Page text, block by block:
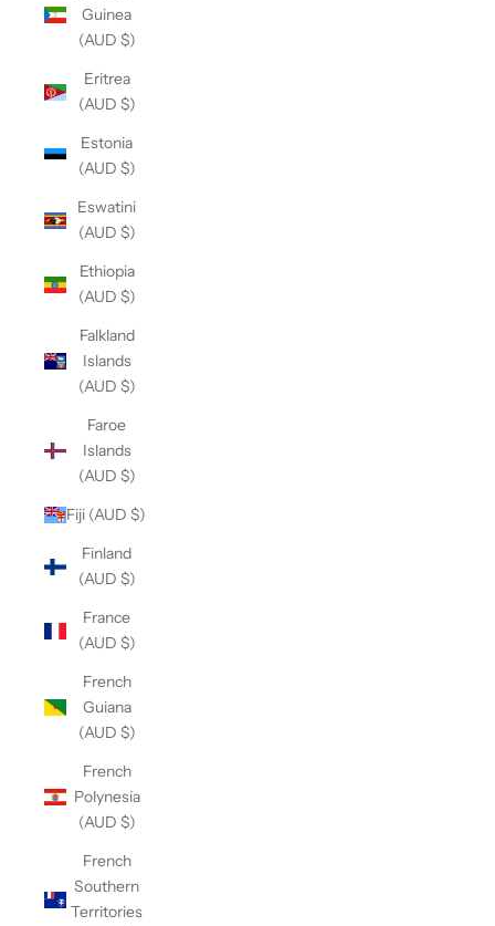
Guinea
(AUD $)
Eritrea
(AUD $)
Estonia
(AUD $)
Eswatini
(AUD $)
Ethiopia
(AUD $)
Falkland
Islands
(AUD $)
Faroe
Islands
(AUD $)
Fiji (AUD $)
Finland
(AUD $)
France
(AUD $)
French
Guiana
(AUD $)
French
Polynesia
(AUD $)
French
Southern
Territories